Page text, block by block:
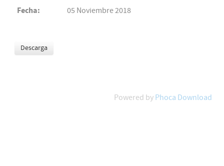
Fecha:
05 Noviembre 2018
Powered by Phoca Download